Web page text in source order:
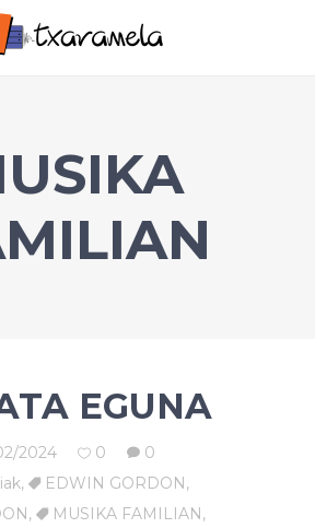
EGUNA
2024 0
0
, EDWIN GORDON,
, MUSIKA FAMILIAN,